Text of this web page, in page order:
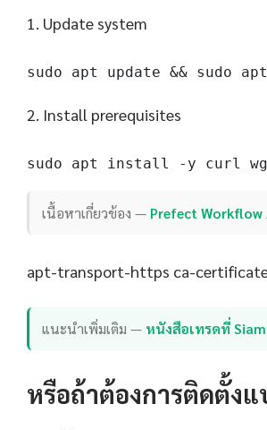
1. Update system
sudo apt update && sudo
2. Install prerequisites
sudo apt install -y curl
เนื้อหาเกี่ยวข้อง — Prefect Workflow
apt-transport-https ca-
แนะนำเพิ่มเติม — หนังสือเทรดที่
หรือถ้าต้องการติดตั้ง